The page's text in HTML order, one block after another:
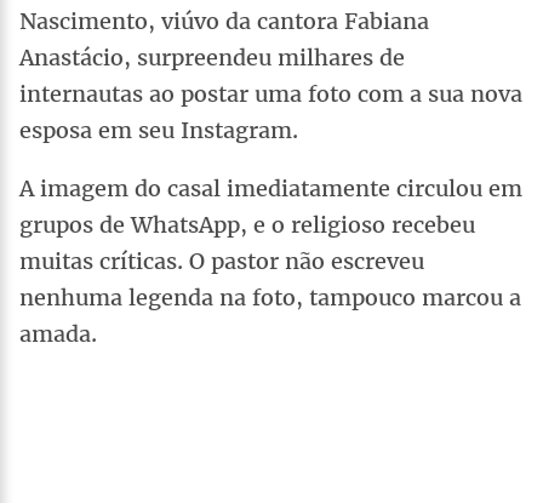
Nascimento, viúvo da cantora Fabiana
Anastácio, surpreendeu milhares de
internautas ao postar uma foto com a sua nova
esposa em seu Instagram.
A imagem do casal imediatamente circulou em
grupos de WhatsApp, e o religioso recebeu
muitas críticas. O pastor não escreveu
nenhuma legenda na foto, tampouco marcou a
amada.